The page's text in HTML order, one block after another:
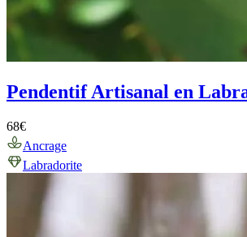
Pendentif Artisanal en
68€
Ancrage
Labradorite